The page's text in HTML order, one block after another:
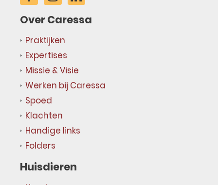
Over Caressa
Praktijken
Expertises
Missie & Visie
Werken bij Caressa
Spoed
Klachten
Handige links
Folders
Huisdieren